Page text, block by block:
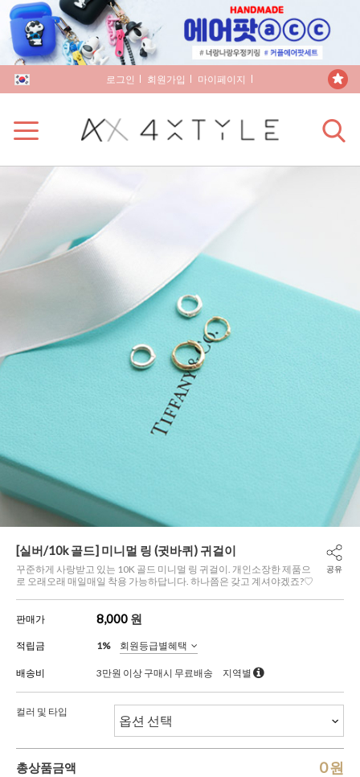
로그인 회원가입 마이페이지
[실버/10k 골드] 미니멀 링 (귓바퀴) 귀걸이
꾸준하게 사랑받고 있는 10K 골드 미니멀 링 귀걸이. 개인소장한 제품으
로 오래오래 매일매일 착용 가능하답니다. 하나쯤은 갖고 계셔야겠죠?♡
공유
판매가 8,000 원
적립금 1% 회원등급별혜택
배송비 3만원 이상 구매시 무료배송 지역별
컬러 및 타입
총상품금액 0원